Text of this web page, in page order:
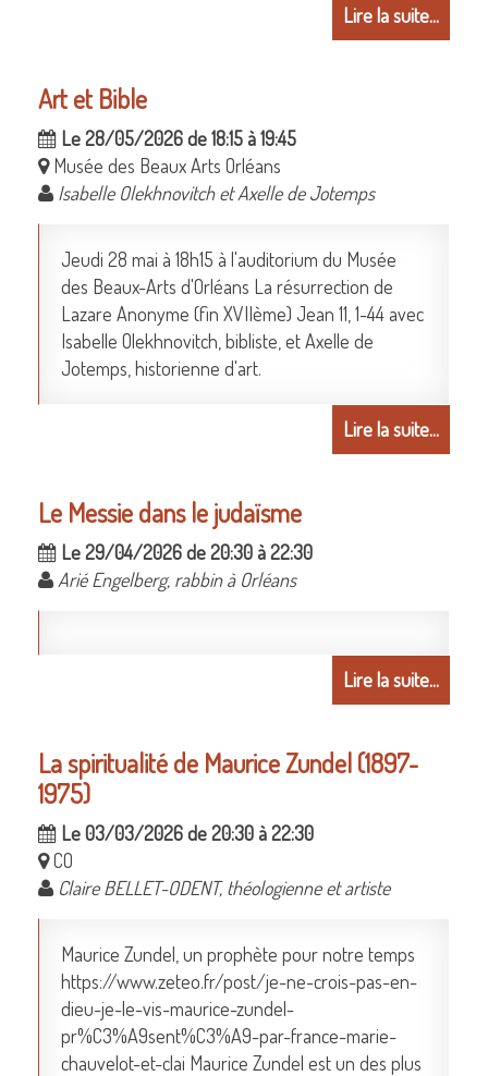
Lire la suite...
Art et Bible
Le 28/05/2026 de 18:15 à 19:45
Musée des Beaux Arts Orléans
Isabelle Olekhnovitch et Axelle de Jotemps
Jeudi 28 mai à 18h15 à l'auditorium du Musée
des Beaux-Arts d'Orléans La résurrection de
Lazare Anonyme (fin XVIIème) Jean 11, 1-44 avec
Isabelle Olekhnovitch, bibliste, et Axelle de
Jotemps, historienne d'art.
Lire la suite...
Le Messie dans le judaïsme
Le 29/04/2026 de 20:30 à 22:30
Arié Engelberg, rabbin à Orléans
Lire la suite...
La spiritualité de Maurice Zundel (1897-
1975)
Le 03/03/2026 de 20:30 à 22:30
CO
Claire BELLET-ODENT, théologienne et artiste
Maurice Zundel, un prophète pour notre temps
https://www.zeteo.fr/post/je-ne-crois-pas-en-
dieu-je-le-vis-maurice-zundel-
pr%C3%A9sent%C3%A9-par-france-marie-
chauvelot-et-clai Maurice Zundel est un des plus